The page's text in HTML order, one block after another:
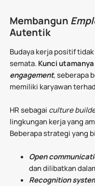
Membangun
Autentik
Budaya kerja positif
semata. Kunci
engagement, seberapa
memiliki karyawan
HR sebagai culture
lingkungan kerja yang
Beberapa strategi yang
Open
dan dilibatkan
Recognition